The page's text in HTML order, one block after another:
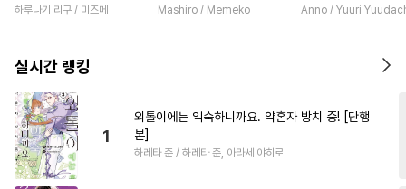
하루나기 리구 / 미즈메
요? [단행본]
Mashiro / Memeko
얀데레로 돌변했습
Anno / Yuuri
실시간 랭킹
1
외톨이에는 익숙하니까요. 약혼자 방치 중! [단행
본]
하레타 준 / 하레타 준, 아라세 야히로